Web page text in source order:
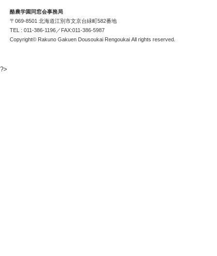
酪農学園同窓会事務局
〒069-8501 北海道江別市文京台緑町582番地
TEL : 011-386-1196／FAX:011-386-5987
Copyright© Rakuno Gakuen Dousoukai Rengoukai All rights reserved.
?>